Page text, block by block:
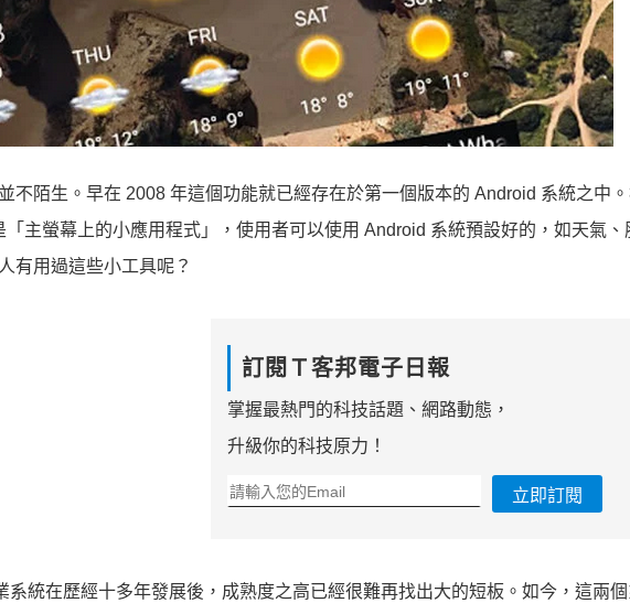
不陌生。早在 2008 年這個功能就已經存在於第一個版本的 Android 系統之中
主螢幕上的小應用程式」，使用者可以使用 Android 系統預設好的，如天氣、
有用過這些小工具呢？
訂閱Ｔ客邦電子日報
掌握最熱門的科技話題、網路動態，
升級你的科技原力！
立即訂閱
系統在歷經十多年發展後，成熟度之高已經很難再找出大的短板。如今，這兩